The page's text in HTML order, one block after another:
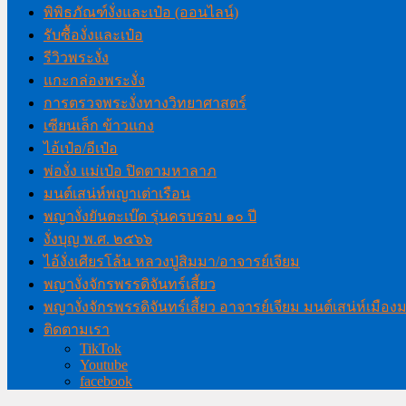
พิพิธภัณฑ์งั่งและเป๋อ (ออนไลน์)
รับซื้องั่งและเป๋อ
รีวิวพระงั่ง
แกะกล่องพระงั่ง
การตรวจพระงั่งทางวิทยาศาสตร์
เซียนเล็ก ข้าวแกง
ไอ้เป๋อ/อีเป๋อ
พ่องั่ง แม่เป๋อ ปิดตามหาลาภ
มนต์เสน่ห์พญาเต่าเรือน
พญางั่งยันตะเบ๊ด รุ่นครบรอบ ๑๐ ปี
งั่งบุญ พ.ศ. ๒๕๖๖
ไอ้งั่งเศียรโล้น หลวงปู่สิมมา/อาจารย์เจียม
พญางั่งจักรพรรดิจันทร์เสี้ยว
พญางั่งจักรพรรดิจันทร์เสี้ยว อาจารย์เจียม มนต์เสน่ห์เมือง
ติดตามเรา
TikTok
Youtube
facebook